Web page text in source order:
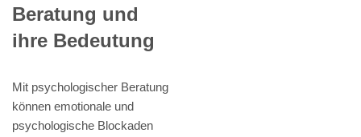
Beratung und
ihre Bedeutung
Mit psychologischer Beratung
können emotionale und
psychologische Blockaden